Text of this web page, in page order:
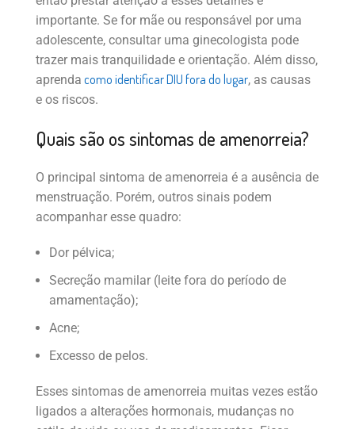
importante. Se for mãe ou responsável por uma
adolescente, consultar uma ginecologista pode
trazer mais tranquilidade e orientação. Além disso,
aprenda como identificar DIU fora do lugar, as causas
e os riscos.
Quais são os sintomas de amenorreia?
O principal sintoma de amenorreia é a ausência de
menstruação. Porém, outros sinais podem
acompanhar esse quadro:
Dor pélvica;
Secreção mamilar (leite fora do período de
amamentação);
Acne;
Excesso de pelos.
Esses sintomas de amenorreia muitas vezes estão
ligados a alterações hormonais, mudanças no